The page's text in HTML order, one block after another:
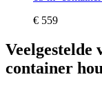
€ 559
Veelgestelde
container